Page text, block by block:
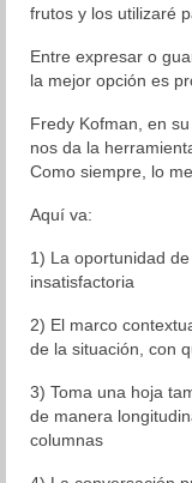
frutos y los utilizaré
Entre expresar o
la mejor opción es
Fredy Kofman, en
nos da la
Como siempre, lo
Aquí va:
1) La oportunidad
insatisfactoria
2) El marco
de la situación, con
3) Toma una hoja
de manera
columnas